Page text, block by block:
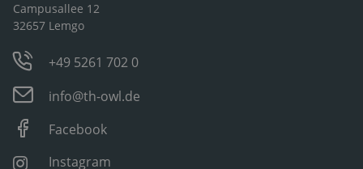
Campusallee 12
32657 Lemgo
+49 5261 702 0
info@th-owl.de
Facebook
Instagram